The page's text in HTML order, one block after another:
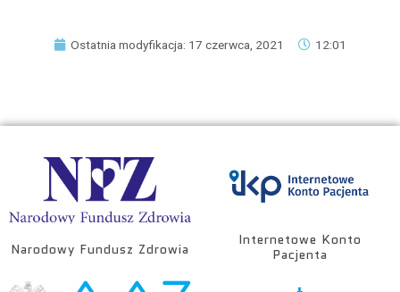
Ostatnia modyfikacja: 17 czerwca, 2021 12:01
Narodowy Fundusz Zdrowia
Internetowe Konto
Pacjenta